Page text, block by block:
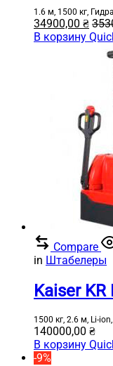
1.6 м, 1500 кг,
34900,00 ₴
В корзину
Compare
in Штабелеры
Kaiser
1500 кг, 2.6 м, Li-
140000,00 ₴
В корзину
-9%